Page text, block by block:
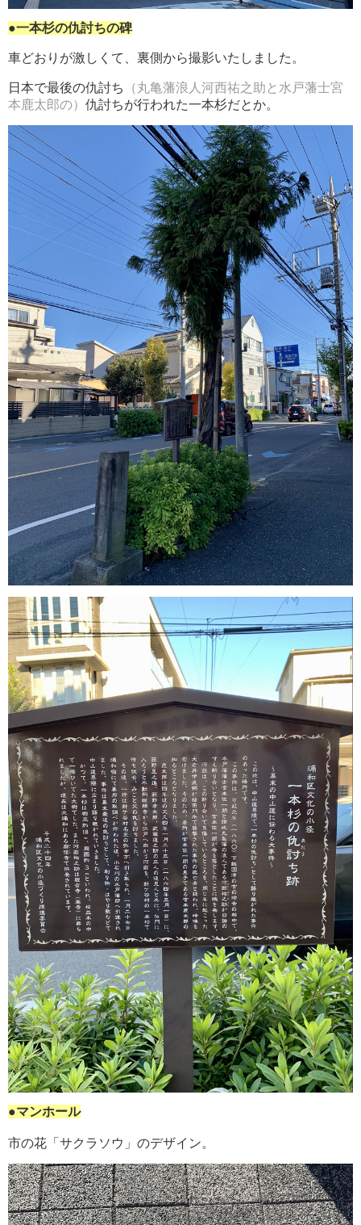
●一本杉の仇討ちの碑
車どおりが激しくて、裏側から撮影いたしました。
日本で最後の仇討ち
（丸亀藩浪人河西祐之助と水戸藩士宮
本鹿太郎の） 仇討ちが行われた一本杉だとか。
●マンホール
市の花「サクラソウ」のデザイン。